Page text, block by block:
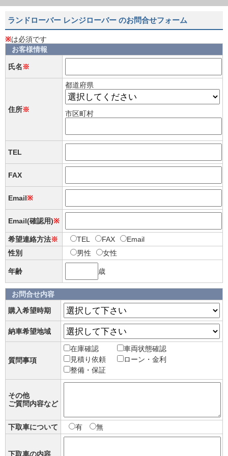
ランドローバー レンジローバー のお問合せフォーム
※は必須です
お客様情報
氏名※
住所※
都道府県
市区町村
TEL
FAX
Email※
Email(確認用)※
希望連絡方法※ TEL FAX
Email
性別
男性 女性
年齢 歳
お問合せ内容
購入希望時期
納車希望地域
質問事項
在庫確認
車両状態確認
見積り依頼
ローン・金利
整備・保証
その他
ご質問内容など
下取車について 有 無
下取車の内容